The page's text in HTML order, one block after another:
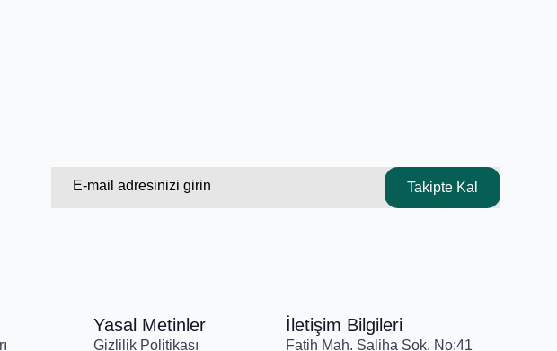
Takipte Kal
Yasal Metinler
Gizlilik Politikası
İletişim Bilgileri
Fatih Mah. Saliha Sok. No:41